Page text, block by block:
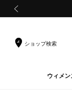
ショップ検索
ウィメ